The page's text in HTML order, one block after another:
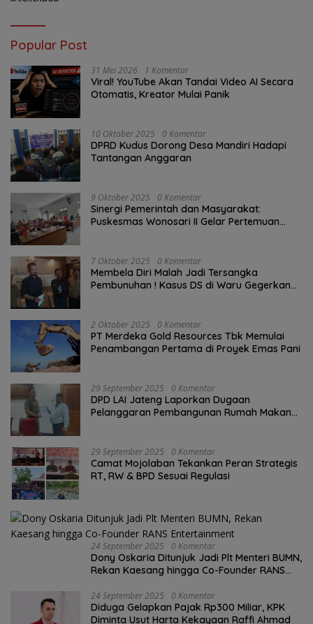
Popular Post
31 Mei 2026 1 Komentar
Viral! YouTube Akan Tandai Video AI Secara
Otomatis, Kreator Mulai Panik
10 Oktober 2025 0 Komentar
DPRD Kudus Dorong Desa Mandiri Hadapi
Tantangan Anggaran
9 Oktober 2025 0 Komentar
Sinergi Pemerintah dan Masyarakat:
Puskesmas Wonosari II Gelar Pertemuan
7 Oktober 2025 0 Komentar
Membela Diri Malah Jadi Tersangka
Pembunuhan ! Kasus DS di Waru Gegerkan
2 Oktober 2025 0 Komentar
PT Merdeka Gold Resources Tbk Memulai
Penambangan Pertama di Proyek Emas Pani
29 September 2025 0 Komentar
DPD LAI Jateng Laporkan Dugaan
Pelanggaran Pembangunan Rumah Makan
29 September 2025 0 Komentar
Camat Mojolaban Tekankan Peran Strategis
RT, RW & BPD Sesuai Regulasi
24 September 2025 0 Komentar
Dony Oskaria Ditunjuk Jadi Plt Menteri BUMN,
Rekan Kaesang hingga Co-Founder RANS
24 September 2025 0 Komentar
Diduga Gelapkan Pajak Rp300 Miliar, KPK
Diminta Usut Harta Kekayaan Raffi Ahmad